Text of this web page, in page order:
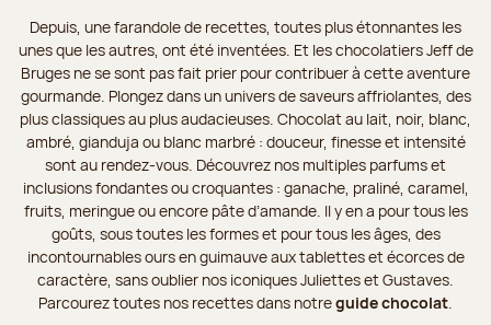
Depuis, une farandole de recettes, toutes plus étonnantes les
unes que les autres, ont été inventées. Et les chocolatiers Jeff de
Bruges ne se sont pas fait prier pour contribuer à cette aventure
gourmande. Plongez dans un univers de saveurs affriolantes, des
plus classiques au plus audacieuses. Chocolat au lait, noir, blanc,
ambré, gianduja ou blanc marbré : douceur, finesse et intensité
sont au rendez-vous. Découvrez nos multiples parfums et
inclusions fondantes ou croquantes : ganache, praliné, caramel,
fruits, meringue ou encore pâte d’amande. Il y en a pour tous les
goûts, sous toutes les formes et pour tous les âges, des
incontournables ours en guimauve aux tablettes et écorces de
caractère, sans oublier nos iconiques Juliettes et Gustaves.
Parcourez toutes nos recettes dans notreguide chocolat.